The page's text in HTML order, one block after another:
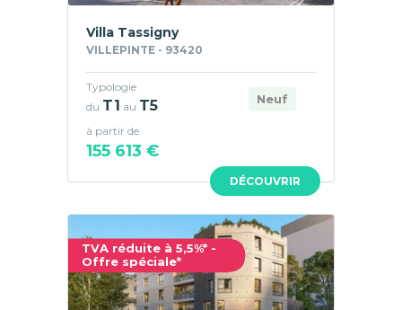
DÉCOUVRIR
Villa Tassigny
VILLEPINTE - 93420
Neuf
Typologie
du T1 au T5
à partir de
155 613 €
TVA réduite à 5,5%* -
Offre spéciale*